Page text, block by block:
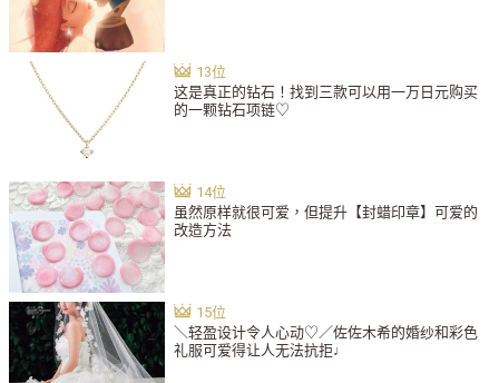
这是真正的钻石！找到三款可以用一万日元购买
的一颗钻石项链♡
虽然原样就很可爱，但提升【封蜡印章】可爱的
改造方法
＼轻盈设计令人心动♡／佐佐木希的婚纱和彩色
礼服可爱得让人无法抗拒♩